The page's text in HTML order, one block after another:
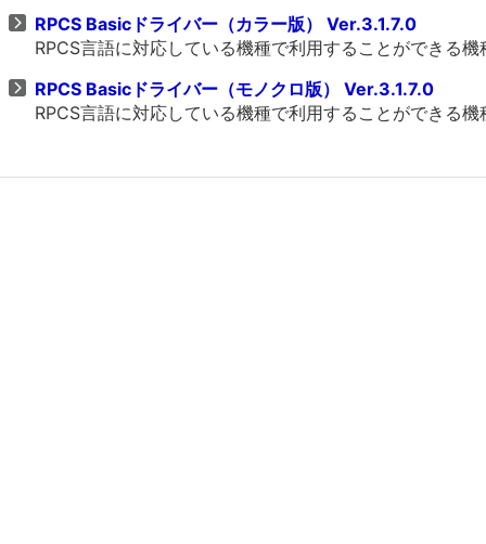
RPCS Basicドライバー（カラー版） Ver.3.1.7.0
RPCS言語に対応している機種で利用することができる
RPCS Basicドライバー（モノクロ版） Ver.3.1.7.0
RPCS言語に対応している機種で利用することができる